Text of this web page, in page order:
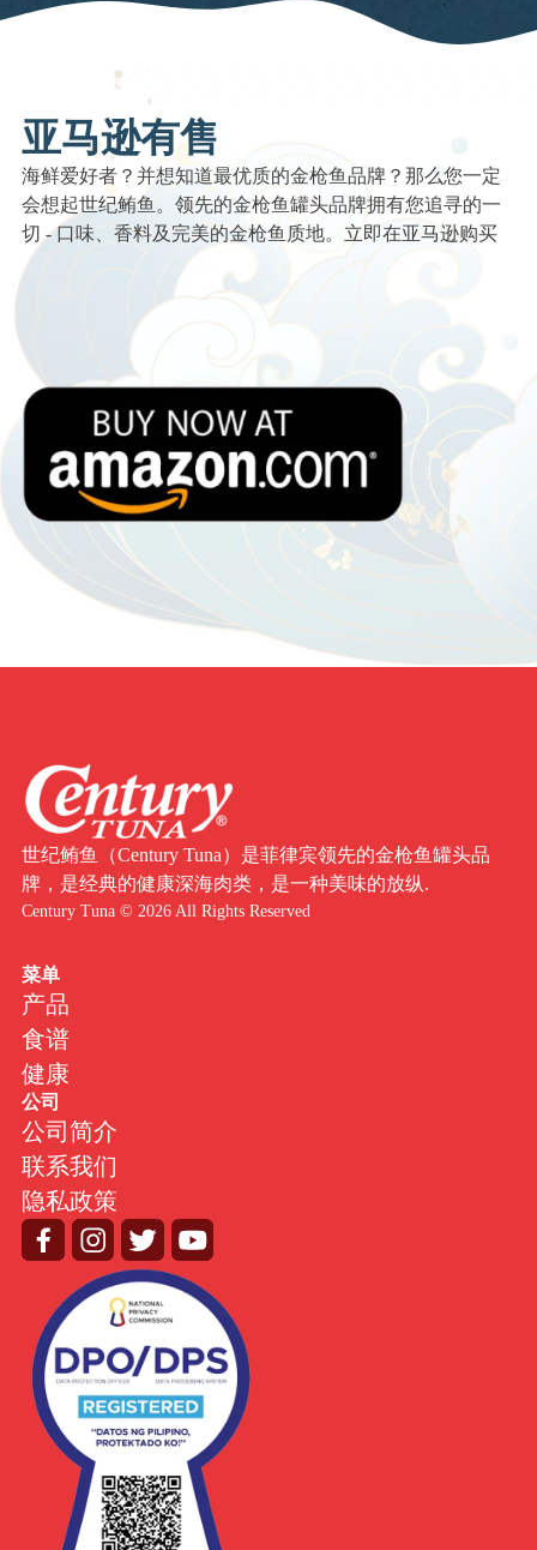
亚马逊有售
海鲜爱好者？并想知道最优质的金枪鱼品牌？那么您一定
会想起世纪鲔鱼。领先的金枪鱼罐头品牌拥有您追寻的一
切 - 口味、香料及完美的金枪鱼质地。立即在亚马逊购买
世纪鲔鱼（Century Tuna）是菲律宾领先的金枪鱼罐头品
牌，是经典的健康深海肉类，是一种美味的放纵.
Century Tuna © 2026 All Rights Reserved
菜单
产品
食谱
健康
公司
公司简介
联系我们
隐私政策